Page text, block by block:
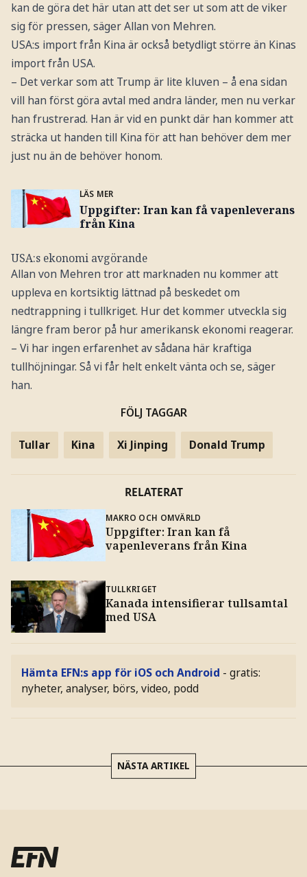
kan de göra det här utan att det ser ut som att de viker
sig för pressen, säger Allan von Mehren.
USA:s import från Kina är också betydligt större än Kinas
import från USA.
– Det verkar som att Trump är lite kluven – å ena sidan
vill han först göra avtal med andra länder, men nu verkar
han frustrerad. Han är vid en punkt där han kommer att
sträcka ut handen till Kina för att han behöver dem mer
just nu än de behöver honom.
LÄS MER
Uppgifter: Iran kan få vapenleverans
från Kina
USA:s ekonomi avgörande
Allan von Mehren tror att marknaden nu kommer att
uppleva en kortsiktig lättnad på beskedet om
nedtrappning i tullkriget. Hur det kommer utveckla sig
längre fram beror på hur amerikansk ekonomi reagerar.
– Vi har ingen erfarenhet av sådana här kraftiga
tullhöjningar. Så vi får helt enkelt vänta och se, säger
han.
FÖLJ TAGGAR
Tullar Kina Xi Jinping Donald Trump
RELATERAT
MAKRO OCH OMVÄRLD
Uppgifter: Iran kan få
vapenleverans från Kina
TULLKRIGET
Kanada intensifierar tullsamtal
med USA
Hämta EFN:s app för iOS och Android - gratis:
nyheter, analyser, börs, video, podd
NÄSTA ARTIKEL